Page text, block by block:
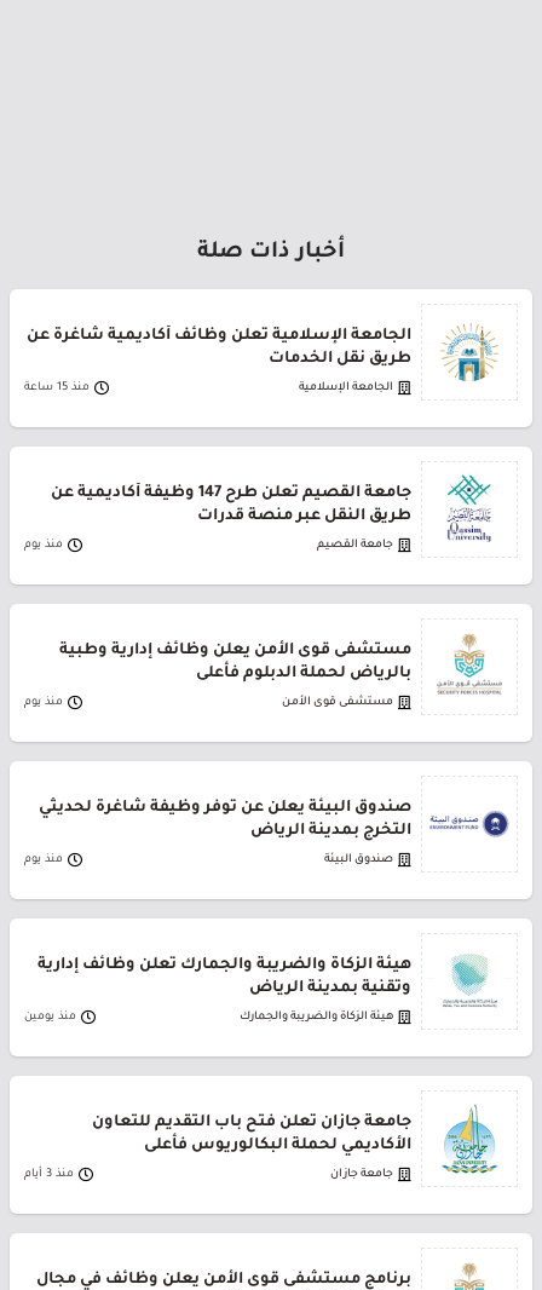
أخبار ذات صلة
الجامعة الإسلامية تعلن وظائف أكاديمية شاغرة عن
طريق نقل الخدمات
الجامعة الإسلامية منذ 15 ساعة
جامعة القصيم تعلن طرح 147 وظيفة أكاديمية عن
طريق النقل عبر منصة قدرات
جامعة القصيم منذ يوم
مستشفى قوى الأمن يعلن وظائف إدارية وطبية
بالرياض لحملة الدبلوم فأعلى
مستشفى قوى الأمن منذ يوم
صندوق البيئة يعلن عن توفر وظيفة شاغرة لحديثي
التخرج بمدينة الرياض
صندوق البيئة منذ يوم
هيئة الزكاة والضريبة والجمارك تعلن وظائف إدارية
وتقنية بمدينة الرياض
هيئة الزكاة والضريبة والجمارك منذ يومين
جامعة جازان تعلن فتح باب التقديم للتعاون
الأكاديمي لحملة البكالوريوس فأعلى
جامعة جازان منذ 3 أيام
برنامج مستشفى قوى الأمن يعلن وظائف في مجال